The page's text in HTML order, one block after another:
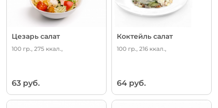
Цезарь салат
100 гр., 275 ккал.,
63 руб.
Коктейль салат
100 гр., 216 ккал.,
64 руб.